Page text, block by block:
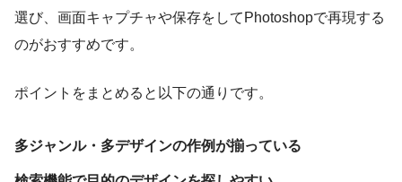
選び、画面キャプチャや保存をしてPhotoshopで再現する
のがおすすめです。
ポイントをまとめると以下の通りです。
多ジャンル・多デザインの作例が揃っている